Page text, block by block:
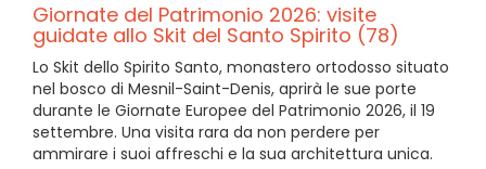
Giornate del Patrimonio 2026: visite
guidate allo Skit del Santo Spirito (78)
Lo Skit dello Spirito Santo, monastero ortodosso situato
nel bosco di Mesnil-Saint-Denis, aprirà le sue porte
durante le Giornate Europee del Patrimonio 2026, il 19
settembre. Una visita rara da non perdere per
ammirare i suoi affreschi e la sua architettura unica.